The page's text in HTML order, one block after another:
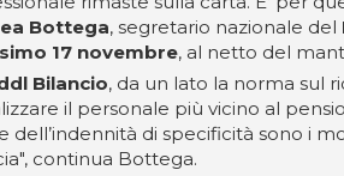
Bottega, segretario nazionale del
17 novembre, al netto del
Bilancio, da un lato la norma sul
il personale più vicino al
dell’indennità di specificità sono i
continua Bottega.